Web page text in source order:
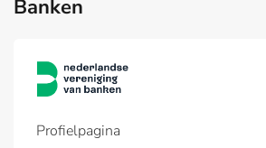
Banken
Profielpagina